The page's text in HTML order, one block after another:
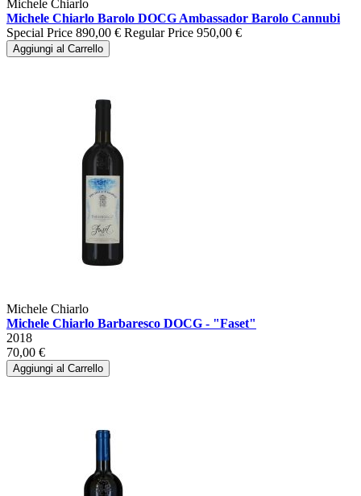
Michele Chiarlo
Michele Chiarlo Barolo DOCG Ambassador Barolo Cannubi
Special Price 890,00 € Regular Price 950,00 €
Aggiungi al Carrello
Michele Chiarlo
Michele Chiarlo Barbaresco DOCG - "Faset"
2018
70,00 €
Aggiungi al Carrello